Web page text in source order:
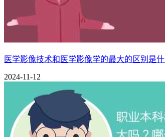
以线下为主
专业教师
单个学科教师为主
资格证书
学士学位证书 结业或学
微专业和辅修专业哪个好？
微专业和辅修专业各有特点，选择哪个更好
若你时间有限，且想快速提升特定技能，微
医学影像技术和医学影像学的最大的区别是
2024-11-12